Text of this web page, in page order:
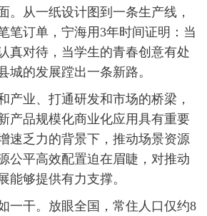
。从一纸设计图到一条生产线，
笔订单，宁海用3年时间证明：当
真对待，当学生的青春创意有处
城的发展蹚出一条新路。
业、打通研发和市场的桥梁，
产品规模化商业化应用具有重要
速乏力的背景下，推动场景资源
公平高效配置迫在眉睫，对推动
能够提供有力支撑。
干。放眼全国，常住人口仅约8